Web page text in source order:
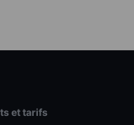
et tarifs